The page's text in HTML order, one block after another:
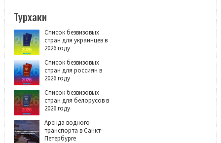
Турхаки
Список безвизовых
стран для украинцев в
2026 году
Список безвизовых
стран для россиян в
2026 году
Список безвизовых
стран для белорусов в
2026 году
Аренда водного
транспорта в Санкт-
Петербурге